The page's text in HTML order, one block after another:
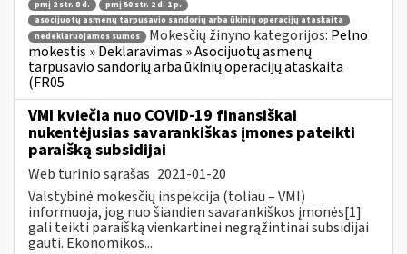
pmį 2 str. 8 d.
pmį 50 str. 2 d. 1 p.
asocijuotų asmenų tarpusavio sandorių arba ūkinių operacijų ataskaita
nedeklaruojamos sumos
Mokesčių žinyno kategorijos: Pelno
mokestis » Deklaravimas » Asocijuotų asmenų
tarpusavio sandorių arba ūkinių operacijų ataskaita
(FR05
VMI kviečia nuo COVID-19 finansiškai
nukentėjusias savarankiškas įmones pateikti
paraišką subsidijai
Web turinio sąrašas 2021-01-20
Valstybinė mokesčių inspekcija (toliau – VMI)
informuoja, jog nuo šiandien savarankiškos įmonės[1]
gali teikti paraišką vienkartinei negrąžintinai subsidijai
gauti. Ekonomikos...